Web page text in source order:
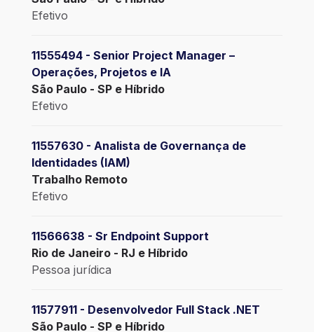
Efetivo
11555494 - Senior Project Manager –
Operações, Projetos e IA
São Paulo - SP e Híbrido
Efetivo
11557630 - Analista de Governança de
Identidades (IAM)
Trabalho Remoto
Efetivo
11566638 - Sr Endpoint Support
Rio de Janeiro - RJ e Híbrido
Pessoa jurídica
11577911 - Desenvolvedor Full Stack .NET
São Paulo - SP e Híbrido